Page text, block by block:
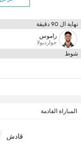
نهاية ال 90 دقيقة
راموس
جوارديولا
شوط
المباراة القادمة
قادش